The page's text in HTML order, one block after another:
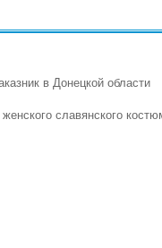
в Донецкой области
славянского